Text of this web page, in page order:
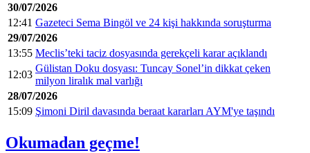
30/07/2026
12:41 Gazeteci Sema Bingöl ve 24 kişi hakkında soruşturma
29/07/2026
13:55 Meclis’teki taciz dosyasında gerekçeli karar açıklandı
12:03
Gülistan Doku dosyası: Tuncay Sonel’in dikkat çeken
milyon liralık mal varlığı
28/07/2026
15:09 Şimoni Diril davasında beraat kararları AYM'ye taşındı
Okumadan geçme!